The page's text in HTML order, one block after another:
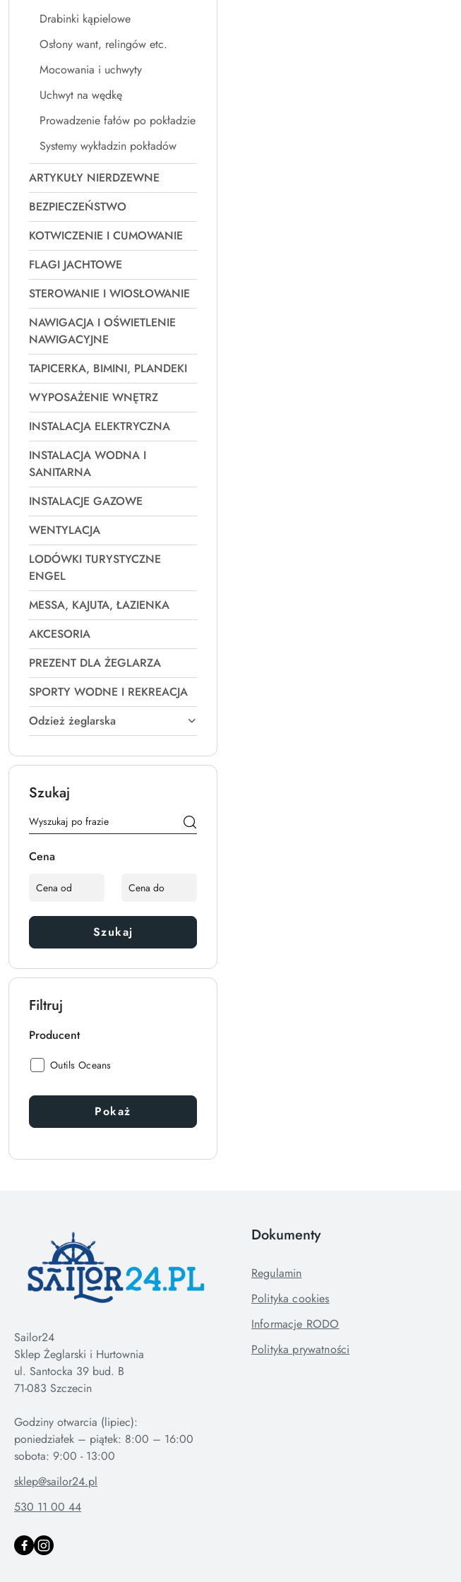
Drabinki kąpielowe
Osłony want, relingów etc.
Mocowania i uchwyty
Uchwyt na wędkę
Prowadzenie fałów po pokładzie
Systemy wykładzin pokładów
ARTYKUŁY NIERDZEWNE
BEZPIECZEŃSTWO
KOTWICZENIE I CUMOWANIE
FLAGI JACHTOWE
STEROWANIE I WIOSŁOWANIE
NAWIGACJA I OŚWIETLENIE
NAWIGACYJNE
TAPICERKA, BIMINI, PLANDEKI
WYPOSAŻENIE WNĘTRZ
INSTALACJA ELEKTRYCZNA
INSTALACJA WODNA I
SANITARNA
INSTALACJE GAZOWE
WENTYLACJA
LODÓWKI TURYSTYCZNE
ENGEL
MESSA, KAJUTA, ŁAZIENKA
AKCESORIA
PREZENT DLA ŻEGLARZA
SPORTY WODNE I REKREACJA
Odzież żeglarska
Szukaj
Cena
Szukaj
Filtruj
Producent
Producent:
Outils Oceans
Pokaż
Sailor24
Sklep Żeglarski i Hurtownia
ul. Santocka 39 bud. B
71-083 Szczecin
Godziny otwarcia (lipiec):
poniedziałek – piątek: 8:00 – 16:00
sklep@sailor24.pl
530 11 00 44
Dokumenty
Regulamin
Polityka cookies
Informacje RODO
Polityka prywatności